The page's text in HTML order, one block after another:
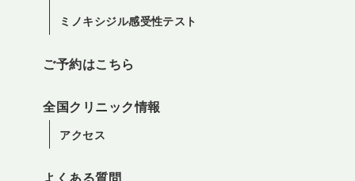
ミノキシジル感受性テスト
ご予約はこちら
全国クリニック情報
アクセス
よくある質問